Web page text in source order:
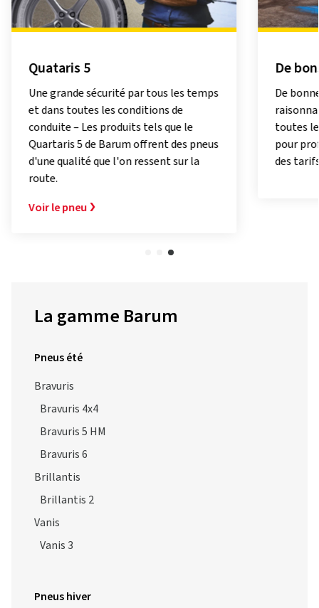
Quataris 5
Une grande sécurité par tous les temps
et dans toutes les conditions de
conduite – Les produits tels que le
Quartaris 5 de Barum offrent des pneus
d'une qualité que l'on ressent sur la
route.
Voir le pneu
De
De
toutes
pour
des
La gamme Barum
Pneus été
Bravuris
Bravuris 4x4
Bravuris 5 HM
Bravuris 6
Brillantis
Brillantis 2
Vanis
Vanis 3
Pneus hiver